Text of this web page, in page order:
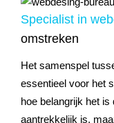
Specialist in
omstreken
Het samenspel
essentieel voor het
hoe belangrijk het is
aantrekkelijk is,